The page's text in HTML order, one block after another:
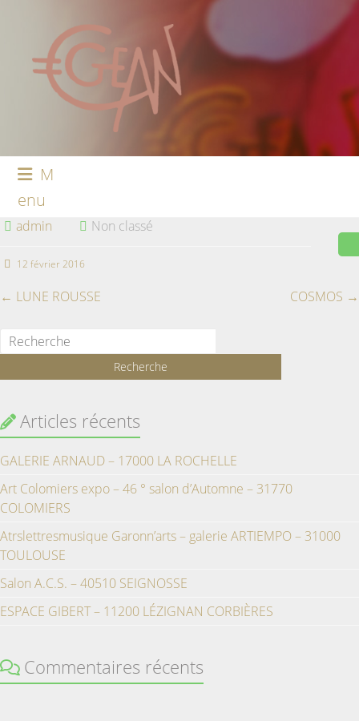
M
enu
admin Non classé
12 février 2016
← LUNE ROUSSE COSMOS →
Articles récents
GALERIE ARNAUD – 17000 LA ROCHELLE
Art Colomiers expo – 46 ° salon d’Automne – 31770
COLOMIERS
Atrslettresmusique Garonn’arts – galerie ARTIEMPO – 31000
TOULOUSE
Salon A.C.S. – 40510 SEIGNOSSE
ESPACE GIBERT – 11200 LÉZIGNAN CORBIÈRES
Commentaires récents